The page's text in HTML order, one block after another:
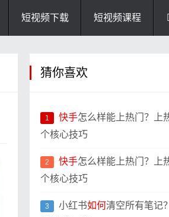
短视频下载 短视频课程
猜你喜欢
1 快手怎么样能上热门？上
个核心技巧
2 快手怎么样能上热门？上
个核心技巧
3 小红书如何清空所有笔记